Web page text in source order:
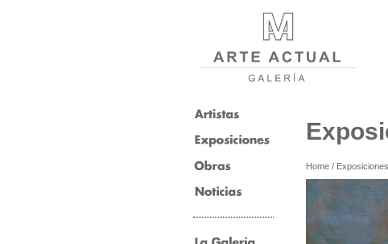
Home/ Exposiciones